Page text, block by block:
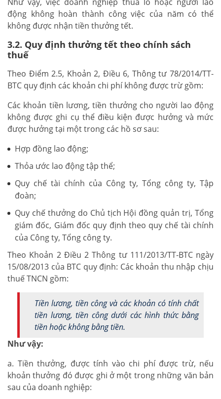
động không hoàn thành công việc của năm có thể
không được nhận tiền thưởng tết.
3.2. Quy định thưởng tết theo chính sách
thuế
Theo Điểm 2.5, Khoản 2, Điều 6, Thông tư 78/2014/TT-
BTC quy định các khoản chi phí không được trừ gồm:
Các khoản tiền lương, tiền thưởng cho người lao động
không được ghi cụ thể điều kiện được hưởng và mức
được hưởng tại một trong các hồ sơ sau:
Hợp đồng lao động;
Thỏa ước lao động tập thể;
Quy chế tài chính của Công ty, Tổng công ty, Tập
đoàn;
Quy chế thưởng do Chủ tịch Hội đồng quản trị, Tổng
giám đốc, Giám đốc quy định theo quy chế tài chính
của Công ty, Tổng công ty.
Theo Khoản 2 Điều 2 Thông tư 111/2013/TT-BTC ngày
15/08/2013 của BTC quy định: Các khoản thu nhập chịu
thuế TNCN gồm:
Tiền lương, tiền công và các khoản có tính chất
tiền lương, tiền công dưới các hình thức bằng
tiền hoặc không bằng tiền.
Như vậy:
a. Tiền thưởng, được tính vào chi phí được trừ, nếu
khoản thưởng đó được ghi ở một trong những văn bản
sau của doanh nghiệp: